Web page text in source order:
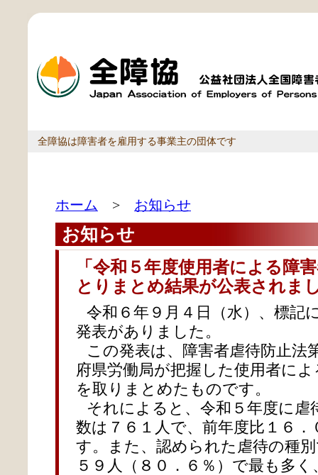
全障協は障害者を雇用する事業主の団体です
ホーム > お知らせ
お知らせ
「令和５年度使用者による障
とりまとめ結果が公表されま
令和６年９月４日（水）、標記
発表がありました。
この発表は、障害者虐待防止法
府県労働局が把握した使用者に
を取りまとめたものです。
それによると、令和５年度に虐
数は７６１人で、前年度比１６
す。また、認められた虐待の種
５９人（８０．６％）で最も多